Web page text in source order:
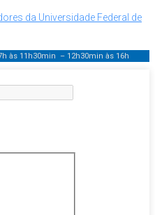
da Universidade Federal de
às 11h30min – 12h30min às 16h